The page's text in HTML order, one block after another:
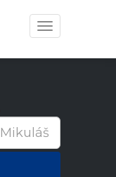
Toggle
navigation